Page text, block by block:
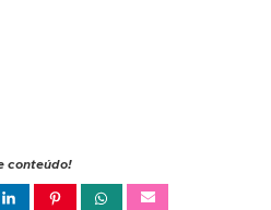
conteúdo!